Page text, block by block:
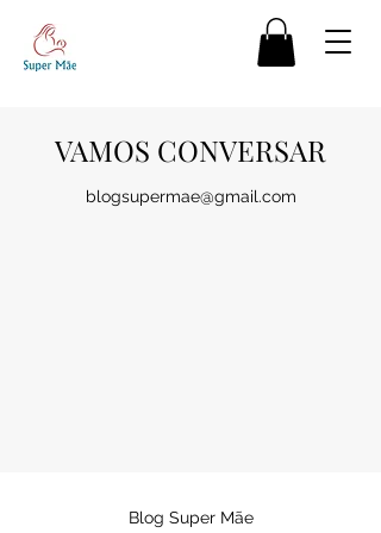
VAMOS CONVERSAR
blogsupermae@gmail.com
Blog Super Mãe